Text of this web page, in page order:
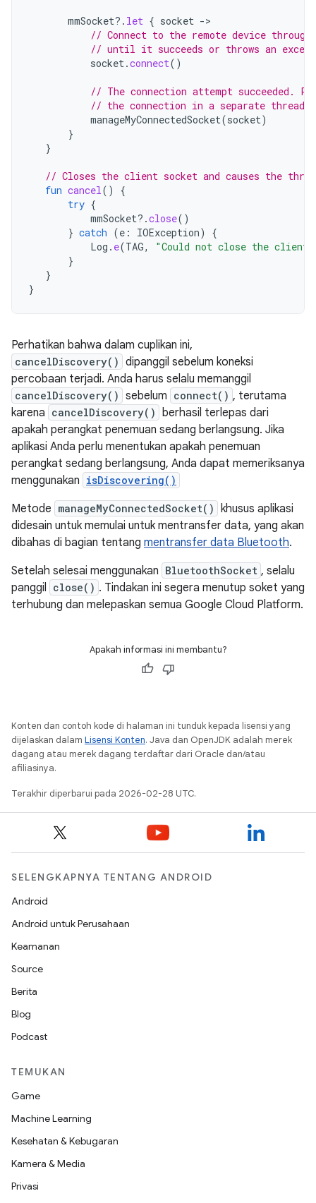
mmSocket?. let { socket -
// Connect to the remote device
// until it succeeds or throws an
socket.connect()
// The connection attempt succeeded.
// the connection in a separate thread.
manageMyConnectedSocket(socket)
}
}
// Closes the client socket and causes the
fun cancel()
{
try {
mmSocket?.close()
} catch (e : IOException)
{
Log . e(TAG,
"Could not close the client
}
}
}
Perhatikan bahwa dalam cuplikan ini,
cancelDiscovery() dipanggil sebelum koneksi
percobaan terjadi. Anda harus selalu memanggil
cancelDiscovery() sebelum connect() , terutama
karena cancelDiscovery() berhasil terlepas dari
apakah perangkat penemuan sedang berlangsung. Jika
aplikasi Anda perlu menentukan apakah penemuan
perangkat sedang berlangsung, Anda dapat memeriksanya
menggunakan isDiscovering()
Metode manageMyConnectedSocket() khusus aplikasi
didesain untuk memulai untuk mentransfer data, yang akan
dibahas di bagian tentang mentransfer data Bluetooth.
Setelah selesai menggunakan BluetoothSocket , selalu
panggil close() . Tindakan ini segera menutup soket yang
terhubung dan melepaskan semua Google Cloud Platform.
Apakah informasi ini membantu?
Konten dan contoh kode di halaman ini tunduk kepada lisensi yang
dijelaskan dalam Lisensi Konten. Java dan OpenJDK adalah merek
dagang atau merek dagang terdaftar dari Oracle dan/atau
afiliasinya.
Terakhir diperbarui pada 2026-02-28 UTC.
SELENGKAPNYA TENTANG ANDROID
Android
Android untuk Perusahaan
Keamanan
Source
Berita
Blog
Podcast
TEMUKAN
Game
Machine Learning
Kesehatan & Kebugaran
Kamera & Media
Privasi